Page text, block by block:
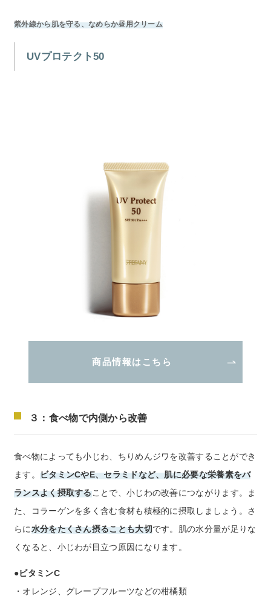
紫外線から肌を守る、なめらか昼用クリーム
UVプロテクト50
商品情報はこちら
３：食べ物で内側から改善
食べ物によっても小じわ、ちりめんジワを改善することができ
ます。 ビタミンCやE、セラミドなど、肌に必要な栄養素をバ
ランスよく摂取することで、小じわの改善につながります。ま
た、コラーゲンを多く含む食材も積極的に摂取しましょう。さ
らに水分をたくさん摂ることも大切です。肌の水分量が足りな
くなると、小じわが目立つ原因になります。
●ビタミンC
・オレンジ、グレープフルーツなどの柑橘類